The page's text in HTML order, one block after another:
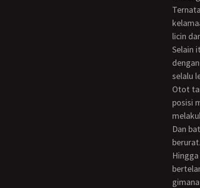
licin
Selain itu aku juga suka sembunyi-sembunyi mengintip abi sedang bersenggama
selalu
Otot tangan dan kakinya beigtu kekar bisa mengangkat dan mengentot ummi dalam
posisi
Dan batang abi itu lho… aku suka merinding kalau ngeliatnya. Besar… panjang…
Hingga suatu hari ada satu kejadian di rumah, abi sedang membetulkan meja. Ia